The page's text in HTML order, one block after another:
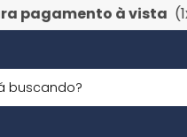
pagamento à vista